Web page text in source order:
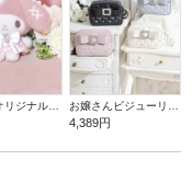
4,389円